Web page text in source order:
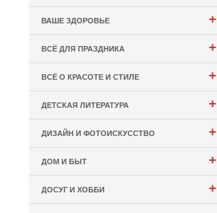
+
ВАШЕ ЗДОРОВЬЕ
+
ВСЁ ДЛЯ ПРАЗДНИКА
+
ВСЁ О КРАСОТЕ И СТИЛЕ
+
ДЕТСКАЯ ЛИТЕРАТУРА
+
ДИЗАЙН И ФОТОИСКУССТВО
+
ДОМ И БЫТ
+
ДОСУГ И ХОББИ